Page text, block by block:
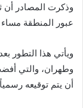
وذكرت المصادر
عبور المنطقة
ويأتي هذا التطور
وطهران، والتي
أن يتم توقيعه